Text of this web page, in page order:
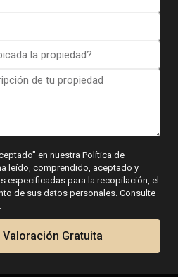
en nuestra Política de
leído, comprendido, aceptado y
especificadas para la recopilación, el
de sus datos personales. Consulte
Gratuita